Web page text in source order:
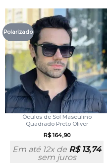
Polarizado
Óculos de Sol Masculino
Quadrado Preto Oliver
R$164,90
Em até 12x de R$13,74
sem juros